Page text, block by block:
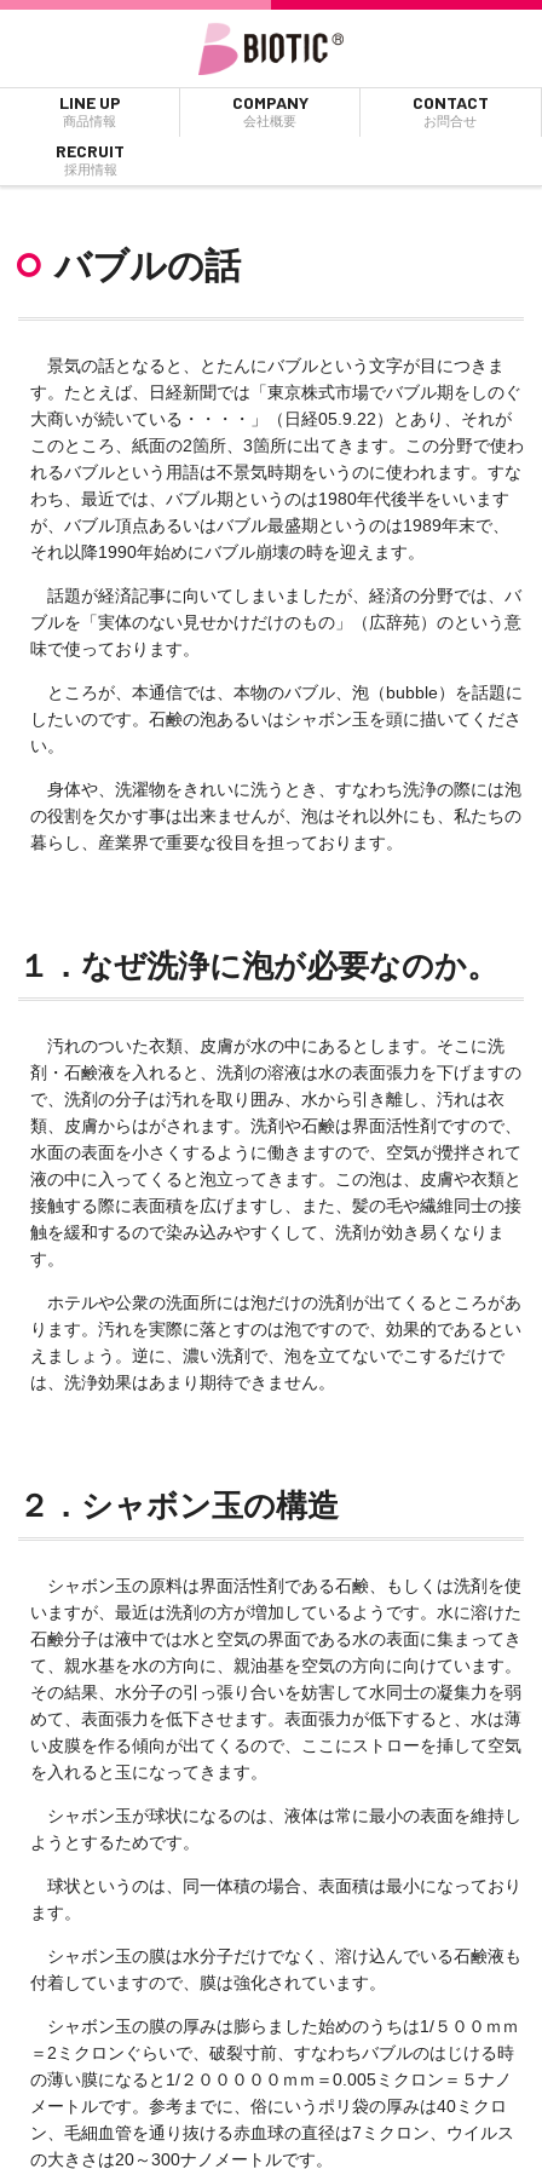
LINE UP
商品情報
COMPANY
会社概要
CONTACT
お問合せ
RECRUIT
採用情報
バブルの話
景気の話となると、とたんにバブルという文字が目につきま
す。たとえば、日経新聞では「東京株式市場でバブル期をしのぐ
大商いが続いている・・・・」（日経05.9.22）とあり、それが
このところ、紙面の2箇所、3箇所に出てきます。この分野で使わ
れるバブルという用語は不景気時期をいうのに使われます。すな
わち、最近では、バブル期というのは1980年代後半をいいます
が、バブル頂点あるいはバブル最盛期というのは1989年末で、
それ以降1990年始めにバブル崩壊の時を迎えます。
話題が経済記事に向いてしまいましたが、経済の分野では、バ
ブルを「実体のない見せかけだけのもの」（広辞苑）のという意
味で使っております。
ところが、本通信では、本物のバブル、泡（bubble）を話題に
したいのです。石鹸の泡あるいはシャボン玉を頭に描いてくださ
い。
身体や、洗濯物をきれいに洗うとき、すなわち洗浄の際には泡
の役割を欠かす事は出来ませんが、泡はそれ以外にも、私たちの
暮らし、産業界で重要な役目を担っております。
１．なぜ洗浄に泡が必要なのか。
汚れのついた衣類、皮膚が水の中にあるとします。そこに洗
剤・石鹸液を入れると、洗剤の溶液は水の表面張力を下げますの
で、洗剤の分子は汚れを取り囲み、水から引き離し、汚れは衣
類、皮膚からはがされます。洗剤や石鹸は界面活性剤ですので、
水面の表面を小さくするように働きますので、空気が攪拌されて
液の中に入ってくると泡立ってきます。この泡は、皮膚や衣類と
接触する際に表面積を広げますし、また、髪の毛や繊維同士の接
触を緩和するので染み込みやすくして、洗剤が効き易くなりま
す。
ホテルや公衆の洗面所には泡だけの洗剤が出てくるところがあ
ります。汚れを実際に落とすのは泡ですので、効果的であるとい
えましょう。逆に、濃い洗剤で、泡を立てないでこするだけで
は、洗浄効果はあまり期待できません。
２．シャボン玉の構造
シャボン玉の原料は界面活性剤である石鹸、もしくは洗剤を使
いますが、最近は洗剤の方が増加しているようです。水に溶けた
石鹸分子は液中では水と空気の界面である水の表面に集まってき
て、親水基を水の方向に、親油基を空気の方向に向けています。
その結果、水分子の引っ張り合いを妨害して水同士の凝集力を弱
めて、表面張力を低下させます。表面張力が低下すると、水は薄
い皮膜を作る傾向が出てくるので、ここにストローを挿して空気
を入れると玉になってきます。
シャボン玉が球状になるのは、液体は常に最小の表面を維持し
ようとするためです。
球状というのは、同一体積の場合、表面積は最小になっており
ます。
シャボン玉の膜は水分子だけでなく、溶け込んでいる石鹸液も
付着していますので、膜は強化されています。
シャボン玉の膜の厚みは膨らました始めのうちは1/５００ｍｍ
＝2ミクロンぐらいで、破裂寸前、すなわちバブルのはじける時
の薄い膜になると1/２０００００ｍｍ＝0.005ミクロン＝５ナノ
メートルです。参考までに、俗にいうポリ袋の厚みは40ミクロ
ン、毛細血管を通り抜ける赤血球の直径は7ミクロン、ウイルス
の大きさは20～300ナノメートルです。